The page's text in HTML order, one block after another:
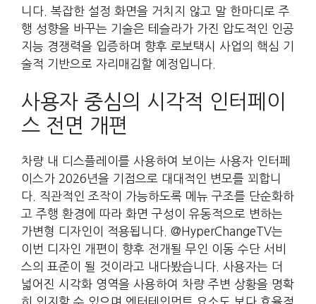
니다. 복잡한 설정 화면을 거치지 않고 말 한마디로 주
행 성향을 바꾸는 기술은 테슬라가 가진 압도적인 인공
지능 경쟁력을 입증하며 향후 로보택시 사업의 핵심 기
술적 기반으로 자리매김할 예정입니다.
사용자 중심의 시각적 인터페이
스 전면 개편
차량 내 디스플레이를 사용하여 보이는 사용자 인터페
이스가 2026년을 기점으로 대대적인 변모를 꾀합니
다. 직관적인 조작이 가능하도록 메뉴 구조를 단순화하
고 주행 환경에 따라 화면 구성이 유동적으로 변하는
가변형 디자인이 적용됩니다. @HyperChangeTV는
이번 디자인 개편이 향후 전개될 무인 이동 수단 서비
스의 표준이 될 것이라고 내다봤습니다. 사용자는 더
넓어진 시각화 영역을 사용하여 차량 주변 상황을 명확
히 인지할 수 있으며 엔터테인먼트 요소도 보다 효율적